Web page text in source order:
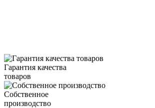
Гарантия качества
товаров
Собственное
производство